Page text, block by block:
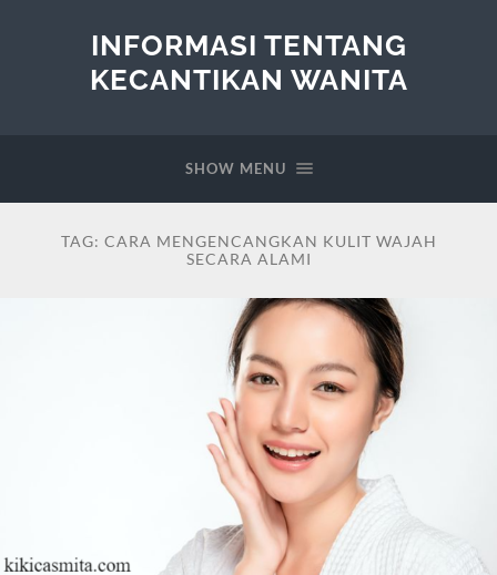
INFORMASI TENTANG
KECANTIKAN WANITA
SHOW MENU
TAG: CARA MENGENCANGKAN KULIT WAJAH
SECARA ALAMI